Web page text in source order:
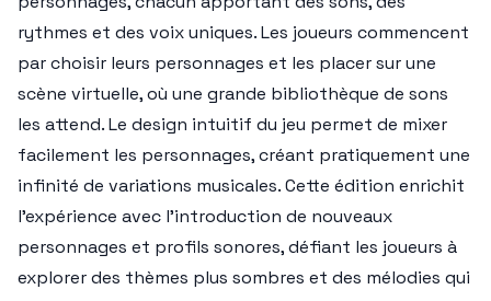
rythmes et des voix uniques. Les joueurs commencent
par choisir leurs personnages et les placer sur une
scène virtuelle, où une grande bibliothèque de sons
les attend. Le design intuitif du jeu permet de mixer
facilement les personnages, créant pratiquement une
infinité de variations musicales. Cette édition enrichit
l'expérience avec l'introduction de nouveaux
personnages et profils sonores, défiant les joueurs à
explorer des thèmes plus sombres et des mélodies qui